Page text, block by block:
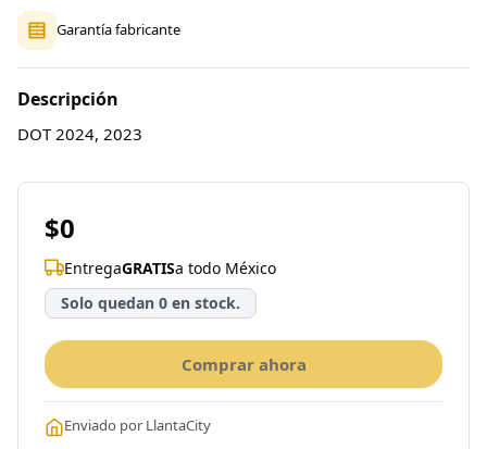
Garantía fabricante
Descripción
DOT 2024, 2023
$0
EntregaGRATISa todo México
Solo quedan 0 en stock.
Comprar ahora
Enviado por LlantaCity